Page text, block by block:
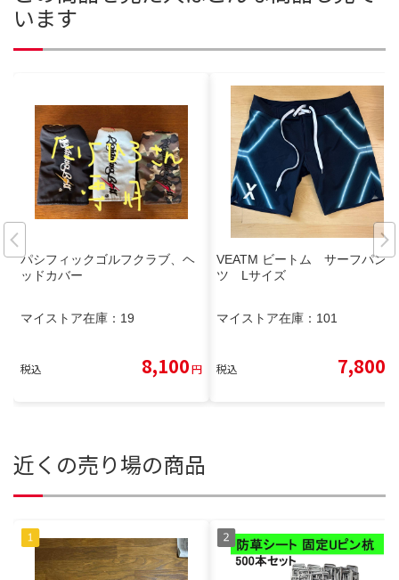
います
パシフィックゴルフクラブ、ヘ
ッドカバー
マイストア在庫： 19
税込 8,100円
VEATM ビートム サーフパン
ツ Lサイズ
マイストア在庫： 101
税込 7,800
近くの売り場の商品